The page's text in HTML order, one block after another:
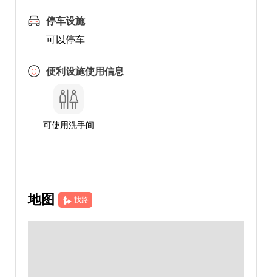
停车设施
可以停车
便利设施使用信息
可使用洗手间
地图 找路